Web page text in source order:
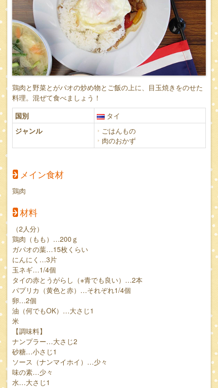
鶏肉と野菜とがパオの炒め物とご飯の上に、目玉焼きをのせた
料理。混ぜて食べましょう！
国別
タイ
ジャンル
ごはんもの
肉のおかず
メイン食材
鶏肉
材料
（2人分）
鶏肉（もも）…200ｇ
ガパオの葉…15枚くらい
にんにく…3片
玉ネギ…1/4個
タイの赤とうがらし（※青でも良い）…2本
パプリカ（黄色と赤）…それぞれ1/4個
卵…2個
油（何でもOK）…大さじ1
米
【調味料】
ナンプラー…大さじ2
砂糖…小さじ1
ソース（ナンマイホイ）…少々
味の素…少々
水…大さじ1